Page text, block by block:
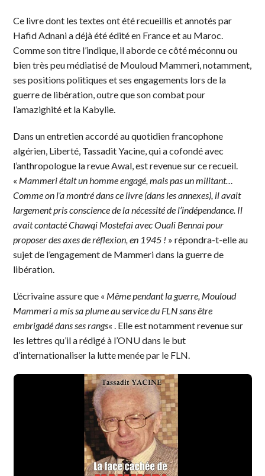
Ce livre dont les textes ont été recueillis et annotés par
Hafid Adnani a déjà été édité en France et au Maroc.
Comme son titre l’indique, il aborde ce côté méconnu ou
bien très peu médiatisé de Mouloud Mammeri, notamment,
ses positions politiques et ses engagements lors de la
guerre de libération, outre que son combat pour
l’amazighité et la Kabylie.
Dans un entretien accordé au quotidien francophone
algérien, Liberté, Tassadit Yacine, qui a cofondé avec
l’anthropologue la revue Awal, est revenue sur ce recueil.
« Mammeri était un homme engagé, mais pas un militant…
Comme on l’a montré dans ce livre (dans les annexes), il avait
largement pris conscience de la nécessité de l’indépendance. Il
avait contacté Chawqi Mostefai avec Ouali Bennai pour
proposer des axes de réflexion, en 1945 ! » répondra-t-elle au
sujet de l’engagement de Mammeri dans la guerre de
libération.
L’écrivaine assure que « Même pendant la guerre, Mouloud
Mammeri a mis sa plume au service du FLN sans être
embrigadé dans ses rangs« . Elle est notamment revenue sur
les lettres qu’il a rédigé à l’ONU dans le but
d’internationaliser la lutte menée par le FLN.